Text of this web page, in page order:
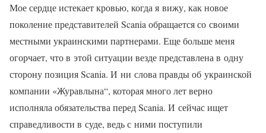
Мое сердце истекает кровью, когда я вижу, как новое
поколение представителей Scania обращается со своими
местными украинскими партнерами. Еще больше меня
огорчает, что в этой ситуации везде представлена в одну
сторону позиция Scania. И ни слова правды об украинской
компании «Журавлына“, которая много лет верно
исполняла обязательства перед Scania. И сейчас ищет
справедливости в суде, ведь с ними поступили